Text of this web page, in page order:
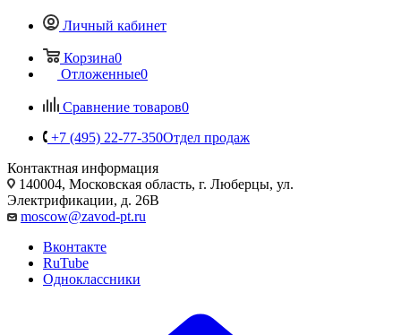
Личный кабинет
Корзина0
Отложенные0
Сравнение товаров0
+7 (495) 22-77-350Отдел продаж
Контактная информация
140004, Московская область, г. Люберцы, ул.
Электрификации, д. 26В
moscow@zavod-pt.ru
Вконтакте
RuTube
Одноклассники